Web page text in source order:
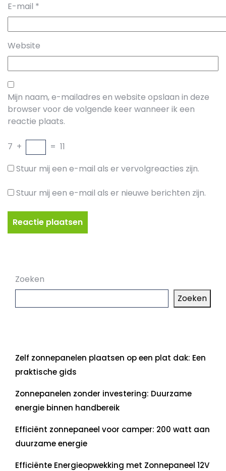
E-mail *
Website
Mijn naam, e-mailadres en website opslaan in deze
browser voor de volgende keer wanneer ik een
reactie plaats.
7 + = 11
Stuur mij een e-mail als er vervolgreacties zijn.
Stuur mij een e-mail als er nieuwe berichten zijn.
Zoeken
Zoeken
Zelf zonnepanelen plaatsen op een plat dak: Een
praktische gids
Zonnepanelen zonder investering: Duurzame
energie binnen handbereik
Efficiënt zonnepaneel voor camper: 200 watt aan
duurzame energie
Efficiënte Energieopwekking met Zonnepaneel 12V